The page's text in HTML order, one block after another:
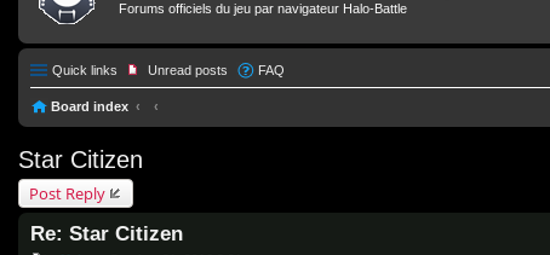
Forums officiels du jeu par navigateur Halo-Battle
Quick links Unread posts FAQ
Board index
Star Citizen
Post Reply
Re: Star Citizen